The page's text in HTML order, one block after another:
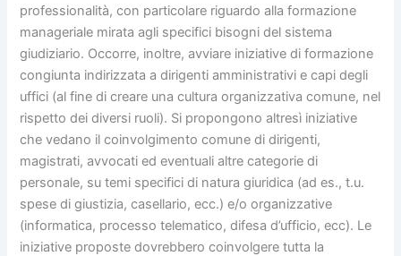
professionalità, con particolare riguardo alla formazione
manageriale mirata agli specifici bisogni del sistema
giudiziario. Occorre, inoltre, avviare iniziative di formazione
congiunta indirizzata a dirigenti amministrativi e capi degli
uffici (al fine di creare una cultura organizzativa comune, nel
rispetto dei diversi ruoli). Si propongono altresì iniziative
che vedano il coinvolgimento comune di dirigenti,
magistrati, avvocati ed eventuali altre categorie di
personale, su temi specifici di natura giuridica (ad es., t.u.
spese di giustizia, casellario, ecc.) e/o organizzative
(informatica, processo telematico, difesa d’ufficio, ecc). Le
iniziative proposte dovrebbero coinvolgere tutta la